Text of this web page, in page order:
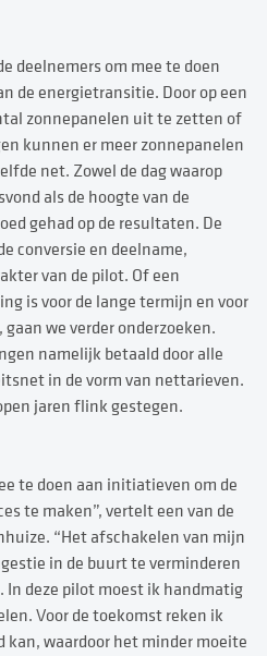
deelnemers om mee te doen
de energietransitie. Door op een
zonnepanelen uit te zetten of
kunnen er meer zonnepanelen
net. Zowel de dag waarop
als de hoogte van de
gehad op de resultaten. De
conversie en deelname,
van de pilot. Of een
is voor de lange termijn en voor
we verder onderzoeken.
namelijk betaald door alle
in de vorm van nettarieven.
jaren flink gestegen.
te doen aan initiatieven om de
te maken”, vertelt een van de
“Het afschakelen van mijn
in de buurt te verminderen
In deze pilot moest ik handmatig
Voor de toekomst reken ik
kan, waardoor het minder moeite